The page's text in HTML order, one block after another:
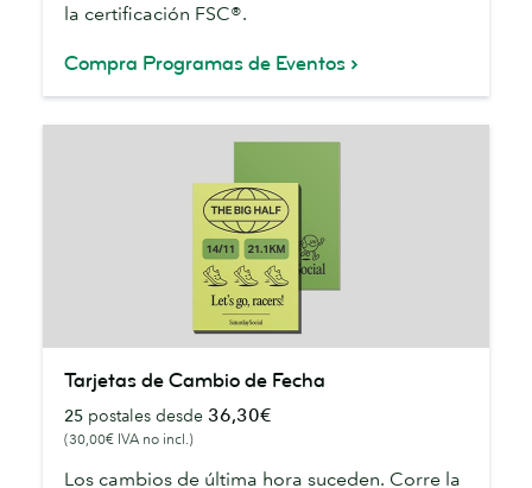
la certificación FSC®.
Compra Programas de Eventos
Cambio
Fecha
Tarjetas de Cambio de Fecha
25 postales desde 36,30€
(30,00€ IVA no incl.)
Los cambios de última hora suceden. Corre la